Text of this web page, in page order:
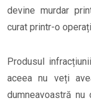
devine murdar
curat printr-o
Produsul
aceea nu veți
dumneavoastră